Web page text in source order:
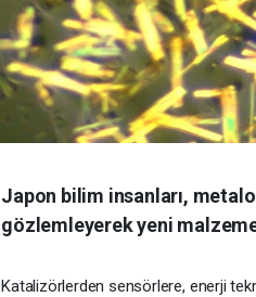
Japon bilim insanları,
gözlemleyerek yeni malzeme
Katalizörlerden sensörlere, enerji